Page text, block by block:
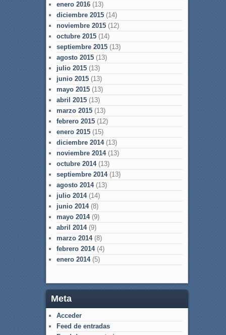
enero 2016(13)
diciembre 2015(14)
noviembre 2015(12)
octubre 2015(14)
septiembre 2015(13)
agosto 2015(13)
julio 2015(13)
junio 2015(13)
mayo 2015(13)
abril 2015(13)
marzo 2015(13)
febrero 2015(12)
enero 2015(15)
diciembre 2014(13)
noviembre 2014(13)
octubre 2014(13)
septiembre 2014(13)
agosto 2014(13)
julio 2014(14)
junio 2014(8)
mayo 2014(9)
abril 2014(9)
marzo 2014(8)
febrero 2014(4)
enero 2014(5)
Meta
Acceder
Feed de entradas